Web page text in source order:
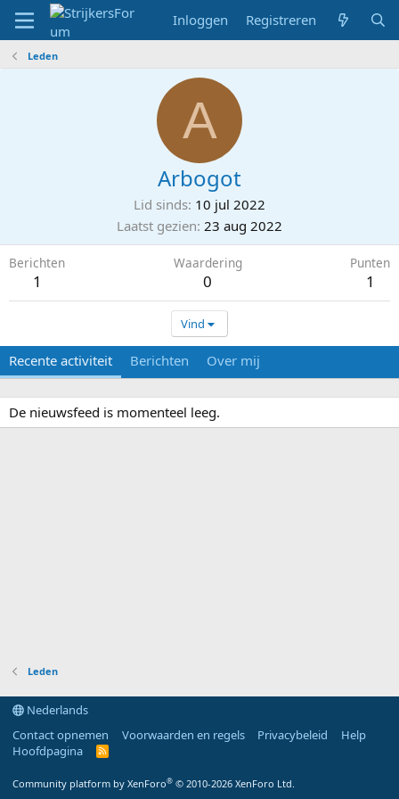
Inloggen Registreren
Leden
A
Arbogot
Lid sinds 10 jul 2022
Laatst gezien 23 aug 2022
Berichten
1
Waardering
0
Punten
1
Vind
Recente activiteit Berichten Over mij
De nieuwsfeed is momenteel leeg.
Leden
Nederlands
Contact opnemen
Voorwaarden en regels Privacybeleid
Help
Hoofdpagina
R
Community platform by XenForo® © 2010-2026 XenForo Ltd.